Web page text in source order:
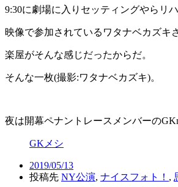
9:30に劇場に入りセッティングやらリ
映像で参加されているワタナベカズキ
楽屋がそんな感じだったからだ。
そんな一枚(撮影:ワタナベカズキ)。
夜は開幕ペナントレースメンバーの
GKメシ
2019/05/13
投稿先 NY公演, ナイスフォト！ ,